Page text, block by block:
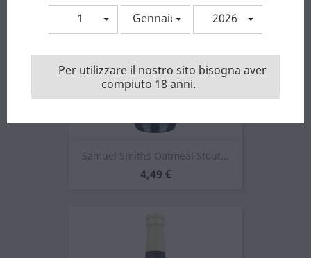
Samuel Smiths Oatmeal Stout...
Prezzo
4,49 €
1 Gennaio 2026
Per utilizzare il nostro sito bisogna aver
compiuto 18 anni.